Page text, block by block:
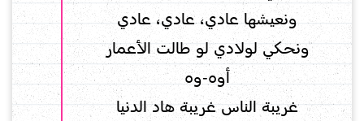
ونعيشها عادي، عادي، عادي
ونحكي لولادي لو طالت الأعمار
أوه-وه
غريبة الناس غريبة هاد الدنيا